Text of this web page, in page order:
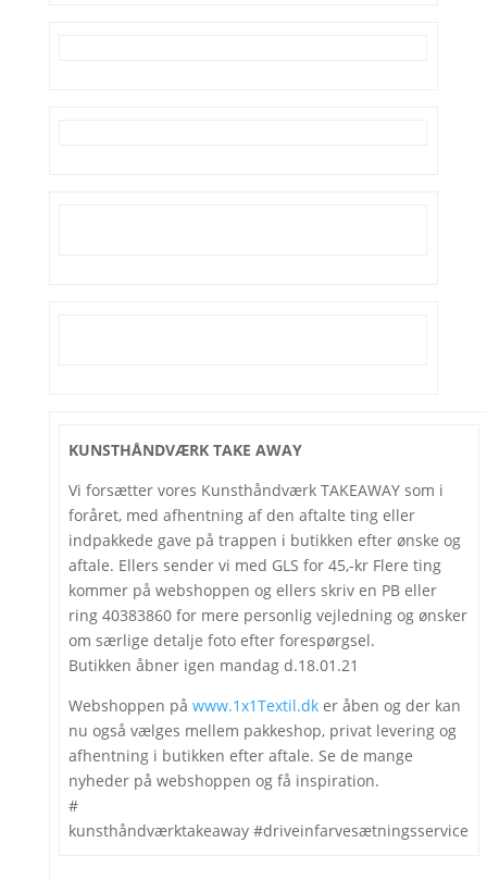
KUNSTHÅNDVÆRK TAKE AWAY
Vi forsætter vores Kunsthåndværk TAKEAWAY som i
foråret, med afhentning af den aftalte ting eller
indpakkede gave på trappen i butikken efter ønske og
aftale. Ellers sender vi med GLS for 45,-kr Flere ting
kommer på webshoppen og ellers skriv en PB eller
ring 40383860 for mere personlig vejledning og ønsker
om særlige detalje foto efter forespørgsel.
Butikken åbner igen mandag d.18.01.21
Webshoppen påwww.1x1Textil.dk er åben og der kan
nu også vælges mellem pakkeshop, privat levering og
afhentning i butikken efter aftale. Se de mange
nyheder på webshoppen og få inspiration.
#
kunsthåndværktakeaway #driveinfarvesætningsservice